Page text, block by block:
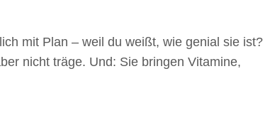
mit Plan – weil du weißt, wie genial sie ist?
nicht träge. Und: Sie bringen Vitamine,